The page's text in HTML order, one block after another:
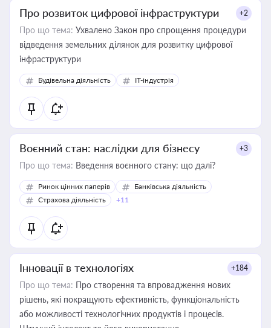
Про розвиток цифрової інфраструктури +2
Про що тема: Ухвалено Закон про спрощення процедури
відведення земельних ділянок для розвитку цифрової
інфраструктури
Будівельна діяльність IT-індустрія
Воєнний стан: наслідки для бізнесу +3
Про що тема: Введення воєнного стану: що далі?
Ринок цінних паперів
Банківська діяльність
Страхова діяльність
+11
Інновації в технологіях +184
Про що тема: Про створення та впровадження нових
рішень, які покращують ефективність, функціональність
або можливості технологічних продуктів і процесів.